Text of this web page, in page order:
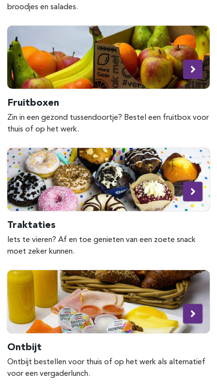
broodjes en salades.
Fruitboxen
Zin in een gezond tussendoortje? Bestel een fruitbox voor
thuis of op het werk.
Traktaties
Iets te vieren? Af en toe genieten van een zoete snack
moet zeker kunnen.
Ontbijt
Ontbijt bestellen voor thuis of op het werk als alternatief
voor een vergaderlunch.